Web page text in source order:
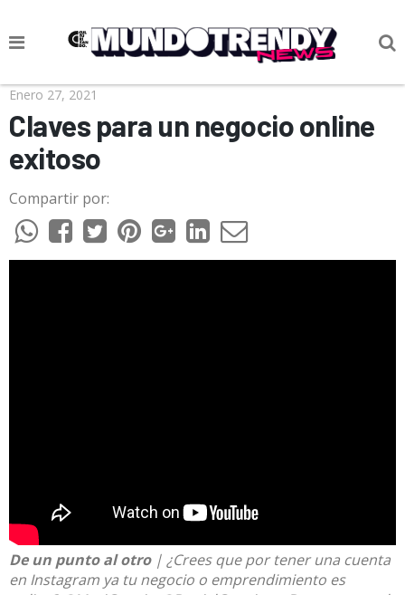
NOTICIAS
CULTURA POP
CIENCIA Y TECNOLOGÍA
VIDA
SOCIEDAD
Enero 27, 2021
Claves para un negocio online
exitoso
Compartir por:
De un punto al otro| ¿Crees que por tener una cuenta
en Instagram ya tu negocio o emprendimiento es